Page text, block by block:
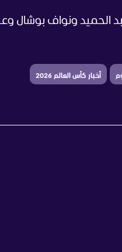
الحميد ونواف بوشال
أخبار كأس العالم 2026